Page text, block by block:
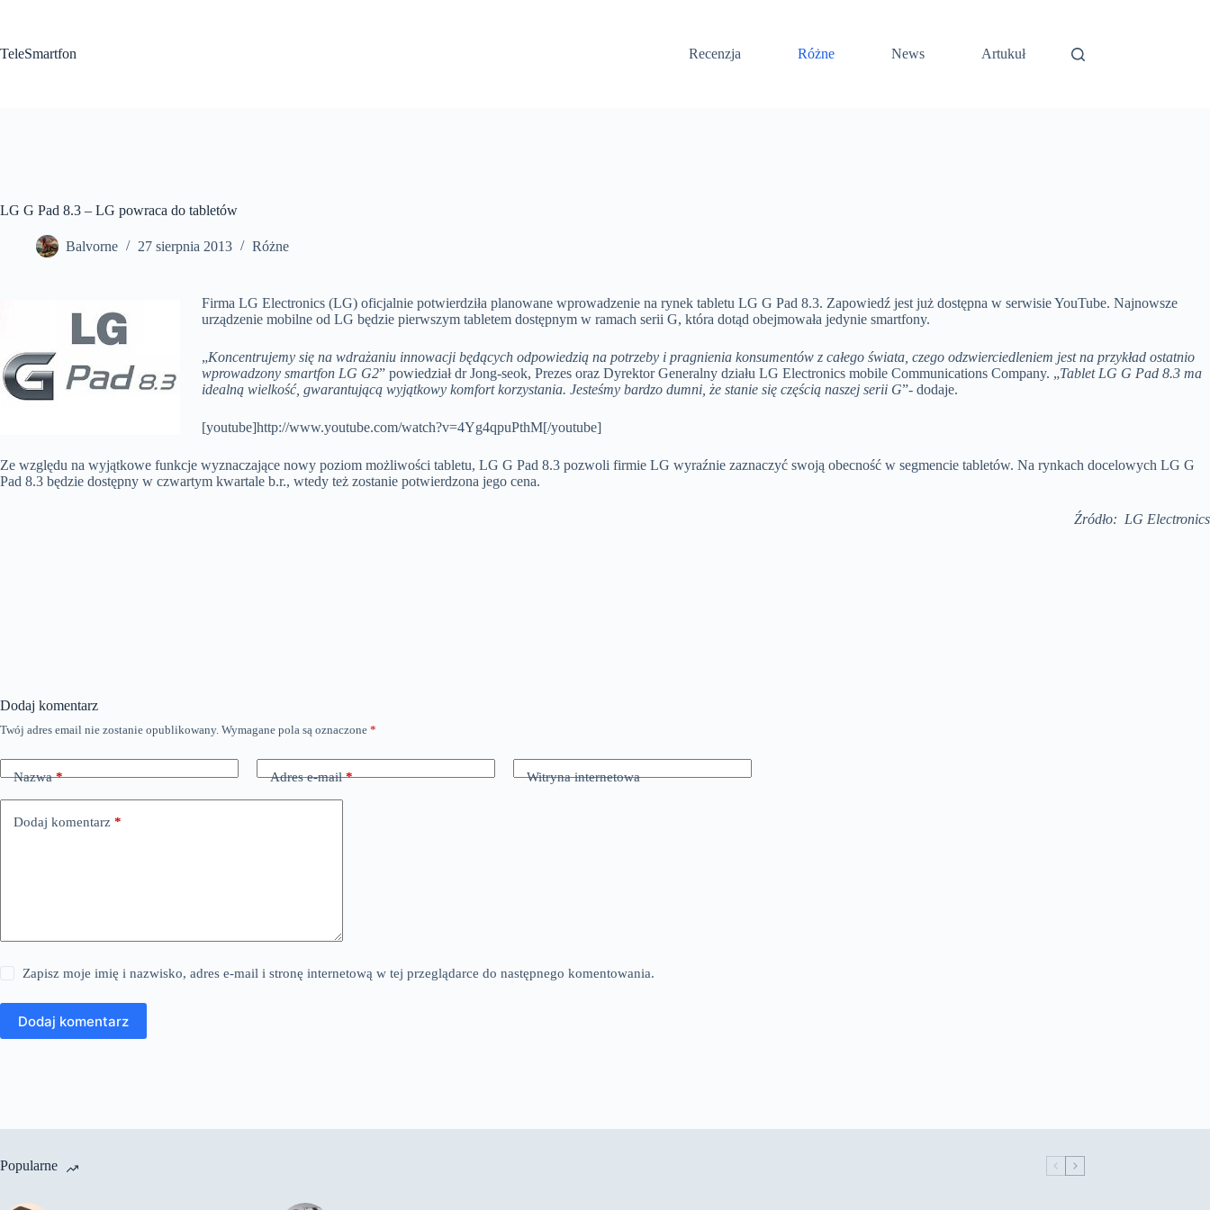
TeleSmartfon
Recenzja Różne News Artukuł
LG G Pad 8.3 – LG powraca do tabletów
Balvorne 27 sierpnia 2013 Różne
Firma LG Electronics (LG) oficjalnie potwierdziła planowane wprowadzenie na rynek tabletu LG G Pad 8.3. Zapowiedź jest już dostępna w serwisie YouTube. Najnowsze
urządzenie mobilne od LG będzie pierwszym tabletem dostępnym w ramach serii G, która dotąd obejmowała jedynie smartfony.
„Koncentrujemy się na wdrażaniu innowacji będących odpowiedzią na potrzeby i pragnienia konsumentów z całego świata, czego odzwierciedleniem jest na przykład ostatnio
wprowadzony smartfon LG G2” powiedział dr Jong-seok, Prezes oraz Dyrektor Generalny działu LG Electronics mobile Communications Company. „Tablet LG G Pad 8.3 ma
idealną wielkość, gwarantującą wyjątkowy komfort korzystania. Jesteśmy bardzo dumni, że stanie się częścią naszej serii G”- dodaje.
[youtube]http://www.youtube.com/watch?v=4Yg4qpuPthM[/youtube]
Ze względu na wyjątkowe funkcje wyznaczające nowy poziom możliwości tabletu, LG G Pad 8.3 pozwoli firmie LG wyraźnie zaznaczyć swoją obecność w segmencie tabletów. Na rynkach docelowych LG G
Pad 8.3 będzie dostępny w czwartym kwartale b.r., wtedy też zostanie potwierdzona jego cena.
Źródło: LG Electronics
Dodaj komentarz
Twój adres email nie zostanie opublikowany. Wymagane pola są oznaczone *
Nazwa* Adres e-mail* Witryna internetowa
Dodaj komentarz *
Zapisz moje imię i nazwisko, adres e-mail i stronę internetową w tej przeglądarce do następnego komentowania.
Dodaj komentarz
Popularne